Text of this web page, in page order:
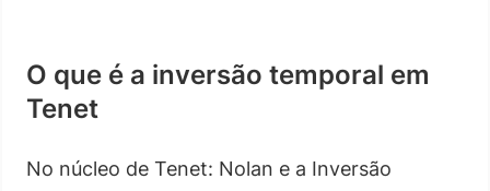
O que é a inversão temporal em
Tenet
No núcleo de Tenet: Nolan e a Inversão